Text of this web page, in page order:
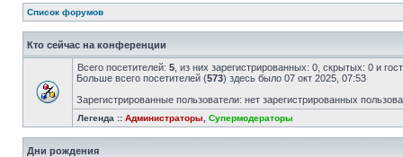
Список форумов
Кто сейчас на конференции
Всего посетителей: 5 , из них зарегистрированных: 0, скрытых: 0 и
Больше всего посетителей (573) здесь было 07 окт 2025, 07:53
Зарегистрированные пользователи: нет зарегистрированных
Легенда :: Администраторы Супермодераторы
Дни рождения